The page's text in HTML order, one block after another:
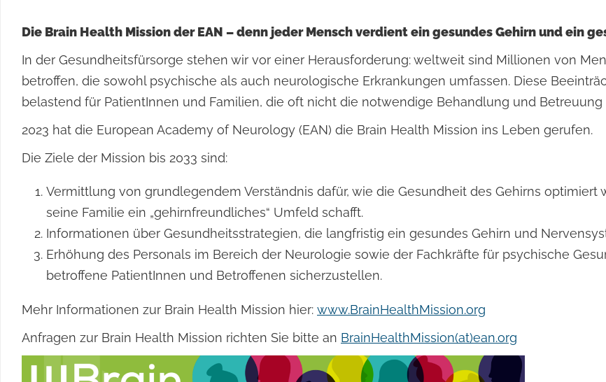
Die Brain Health Mission der EAN – denn jeder Mensch verdient ein gesundes Gehirn und ein
In der Gesundheitsfürsorge stehen wir vor einer Herausforderung: weltweit sind Millionen von
betroffen, die sowohl psychische als auch neurologische Erkrankungen umfassen. Diese
belastend für PatientInnen und Familien, die oft nicht die notwendige Behandlung und
2023 hat die European Academy of Neurology (EAN) die Brain Health Mission ins Leben gerufen.
Die Ziele der Mission bis 2033 sind:
Vermittlung von grundlegendem Verständnis dafür, wie die Gesundheit des Gehirns
seine Familie ein „gehirnfreundliches“ Umfeld schafft.
Informationen über Gesundheitsstrategien, die langfristig ein gesundes Gehirn und
Erhöhung des Personals im Bereich der Neurologie sowie der Fachkräfte für psychische
betroffene PatientInnen und Betroffenen sicherzustellen.
Mehr Informationen zur Brain Health Mission hier: www.BrainHealthMission.org
Anfragen zur Brain Health Mission richten Sie bitte an BrainHealthMission(at)ean.org